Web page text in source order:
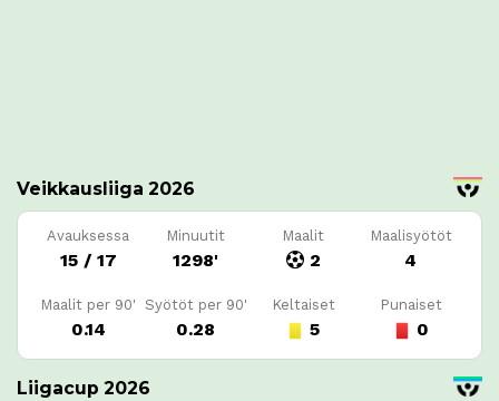
Veikkausliiga 2026
Avauksessa
15 / 17
Minuutit
1298'
Maalit
2
Maalisyötöt
4
Maalit per 90'
0.14
Syötöt per 90'
0.28
Keltaiset
5
Punaiset
0
Liigacup 2026